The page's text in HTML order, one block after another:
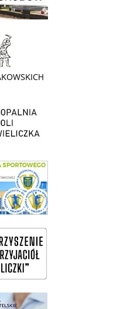
Krakowskich Wieliczka